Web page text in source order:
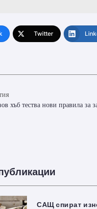
Twitter
хъб тества нови правила
САЩ спират